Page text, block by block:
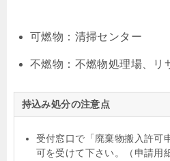
可燃物：清掃センター
不燃物：不燃物処理場、リ
持込み処分の注意点
受付窓口で「廃棄物搬入許可
可を受けて下さい。（申請用